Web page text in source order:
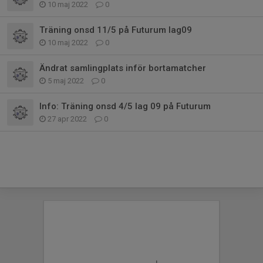
10 maj 2022 0
Träning onsd 11/5 på Futurum lag09
10 maj 2022 0
Ändrat samlingplats inför bortamatcher
5 maj 2022 0
Info: Träning onsd 4/5 lag 09 på Futurum
27 apr 2022 0